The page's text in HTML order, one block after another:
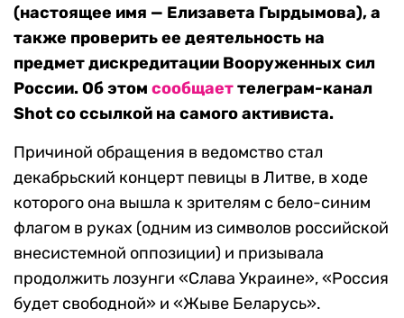
(настоящее имя — Елизавета Гырдымова), а
также проверить ее деятельность на
предмет дискредитации Вооруженных сил
России. Об этом сообщаеттелеграм-канал
Shot со ссылкой на самого активиста.
Причиной обращения в ведомство стал
декабрьский концерт певицы в Литве, в ходе
которого она вышла к зрителям с бело-синим
флагом в руках (одним из символов российской
внесистемной оппозиции) и призывала
продолжить лозунги «Слава Украине», «Россия
будет свободной» и «Жыве Беларусь».